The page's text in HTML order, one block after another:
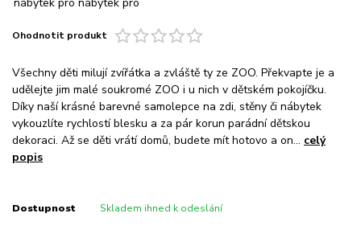
Ohodnotit produkt
Všechny děti milují zvířátka a zvláště ty ze ZOO. Překvapte je a
udělejte jim malé soukromé ZOO i u nich v dětském pokojíčku.
Díky naší krásné barevné samolepce na zdi, stěny či nábytek
vykouzlíte rychlostí blesku a za pár korun parádní dětskou
dekoraci. Až se děti vrátí domů, budete mít hotovo a on... celý
popis
Dostupnost Skladem ihned k odeslání